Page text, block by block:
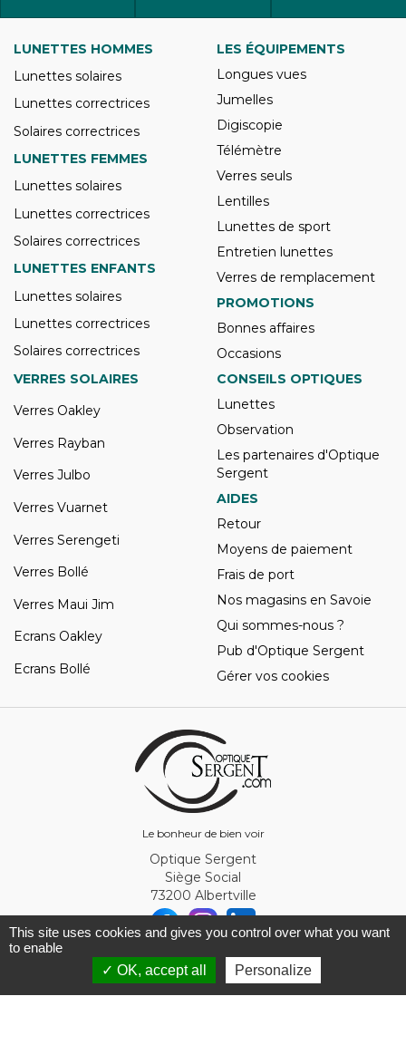
Le bonheur de bien voir
LUNETTES HOMMES
Lunettes solaires
Lunettes correctrices
Solaires correctrices
LUNETTES FEMMES
Lunettes solaires
Lunettes correctrices
Solaires correctrices
LUNETTES ENFANTS
Lunettes solaires
Lunettes correctrices
Solaires correctrices
LES ÉQUIPEMENTS
Longues vues
Jumelles
Digiscopie
Télémètre
Verres seuls
Lentilles
Lunettes de sport
Entretien lunettes
Verres de remplacement
PROMOTIONS
Bonnes affaires
Occasions
VERRES SOLAIRES
Verres Oakley
Verres Rayban
Verres Julbo
Verres Vuarnet
Verres Serengeti
Verres Bollé
Verres Maui Jim
Ecrans Oakley
Ecrans Bollé
CONSEILS OPTIQUES
Lunettes
Observation
Les partenaires d'Optique
Sergent
AIDES
Retour
Moyens de paiement
Frais de port
Nos magasins en Savoie
Qui sommes-nous ?
Pub d'Optique Sergent
Gérer vos cookies
Optique Sergent
Siège Social
73200 Albertville
© Optique Sergent 2026 - SIRET 32993919300010
This site uses cookies and gives you control over what you want
to enable
✓ OK, accept all
Personalize